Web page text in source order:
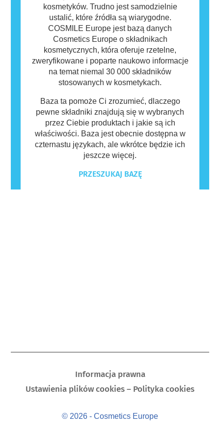
kosmetyków. Trudno jest samodzielnie
ustalić, które źródła są wiarygodne.
COSMILE Europe jest bazą danych
Cosmetics Europe o składnikach
kosmetycznych, która oferuje rzetelne,
zweryfikowane i poparte naukowo informacje
na temat niemal 30 000 składników
stosowanych w kosmetykach.
Baza ta pomoże Ci zrozumieć, dlaczego
pewne składniki znajdują się w wybranych
przez Ciebie produktach i jakie są ich
właściwości. Baza jest obecnie dostępna w
czternastu językach, ale wkrótce będzie ich
jeszcze więcej.
PRZESZUKAJ BAZĘ
Informacja prawna
Ustawienia plików cookies – Polityka cookies
© 2026 - Cosmetics Europe